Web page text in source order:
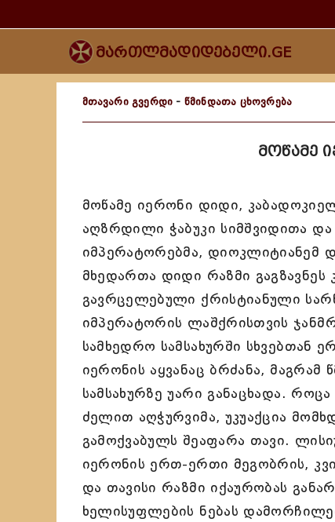
მართლმადიდებელი.GE
მთავარი გვერდი - წმინდათა ცხოვრება
მოწამე
მოწამე იერონი დიდი,
აღზრდილი ჭაბუკი სიმშვიდითა
იმპერატორებმა, დიოკლიტიანემ
მხედართა დიდი რაზმი
გავრცელებული ქრისტიანული
იმპერატორის ლაშქრისთვის
სამხედრო სამსახურში
იერონის აყვანაც ბრძანა,
სამსახურზე უარი განაცხადა.
ძელით აღჭურვიმა, უკუაქცია
გამოქვაბულს შეაფარა თავი.
იერონის ერთ-ერთი მეგობრის,
და თავისი რაზმი იქაურობას
ხელისუფლების ნებას